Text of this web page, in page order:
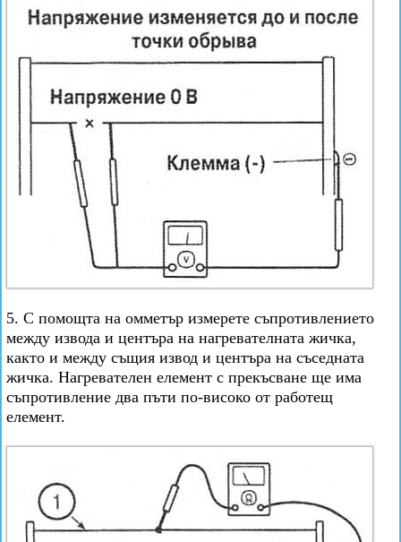
5. С помощта на омметър измерете съпротивлението
между извода и центъра на нагревателната жичка,
както и между същия извод и центъра на съседната
жичка. Нагревателен елемент с прекъсване ще има
съпротивление два пъти по-високо от работещ
елемент.